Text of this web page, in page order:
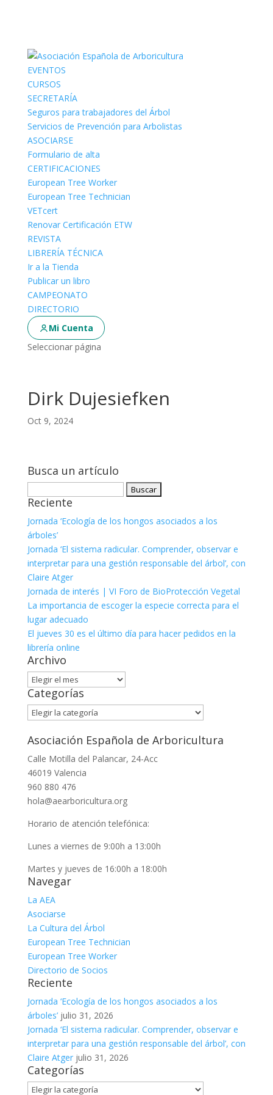
EVENTOS
CURSOS
SECRETARÍA
Seguros para trabajadores del Árbol
Servicios de Prevención para Arbolistas
ASOCIARSE
Formulario de alta
CERTIFICACIONES
European Tree Worker
European Tree Technician
VETcert
Renovar Certificación ETW
REVISTA
LIBRERÍA TÉCNICA
Ir a la Tienda
Publicar un libro
CAMPEONATO
DIRECTORIO
Mi Cuenta
Seleccionar página
Dirk Dujesiefken
Oct 9, 2024
Busca un artículo
Reciente
Jornada ‘Ecología de los hongos asociados a los
árboles’
Jornada ‘El sistema radicular. Comprender, observar e
interpretar para una gestión responsable del árbol’, con
Claire Atger
Jornada de interés | VI Foro de BioProtección Vegetal
La importancia de escoger la especie correcta para el
lugar adecuado
El jueves 30 es el último día para hacer pedidos en la
librería online
Archivo
Archivo
Categorías
Categorías
Asociación Española de Arboricultura
Calle Motilla del Palancar, 24-Acc
46019 Valencia
960 880 476
hola@aearboricultura.org
Horario de atención telefónica:
Lunes a viernes de 9:00h a 13:00h
Martes y jueves de 16:00h a 18:00h
Navegar
La AEA
Asociarse
La Cultura del Árbol
European Tree Technician
European Tree Worker
Directorio de Socios
Reciente
Jornada ‘Ecología de los hongos asociados a los
árboles’ julio 31, 2026
Jornada ‘El sistema radicular. Comprender, observar e
interpretar para una gestión responsable del árbol’, con
Claire Atger julio 31, 2026
Categorías
Categorías